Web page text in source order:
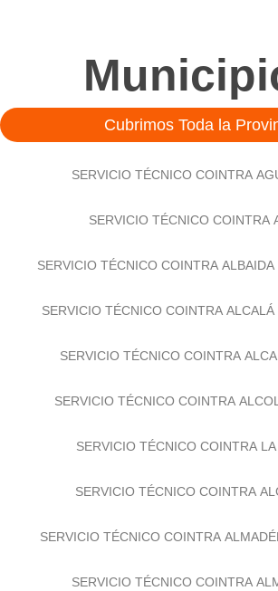
Cubrimos Toda la
SERVICIO TÉCNICO COINTRA
SERVICIO TÉCNICO COINTRA
SERVICIO TÉCNICO COINTRA
SERVICIO TÉCNICO COINTRA
SERVICIO TÉCNICO COINTRA
SERVICIO TÉCNICO COINTRA
SERVICIO TÉCNICO COINTRA
SERVICIO TÉCNICO COINTRA
SERVICIO TÉCNICO COINTRA
SERVICIO TÉCNICO COINTRA